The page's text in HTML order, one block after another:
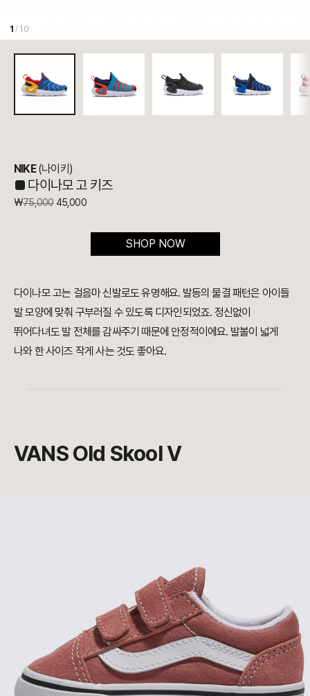
1 / 10
NIKE(나이키)
■ 다이나모 고 키즈
₩75,00045,000
SHOP NOW
다이나모 고는 걸음마 신발로도 유명해요. 발등의 물결 패턴은 아이들
발 모양에 맞춰 구부러질 수 있도록 디자인되었죠. 정신없이
뛰어다녀도 발 전체를 감싸주기 때문에 안정적이에요. 발볼이 넓게
나와 한 사이즈 작게 사는 것도 좋아요.
VANS Old Skool V